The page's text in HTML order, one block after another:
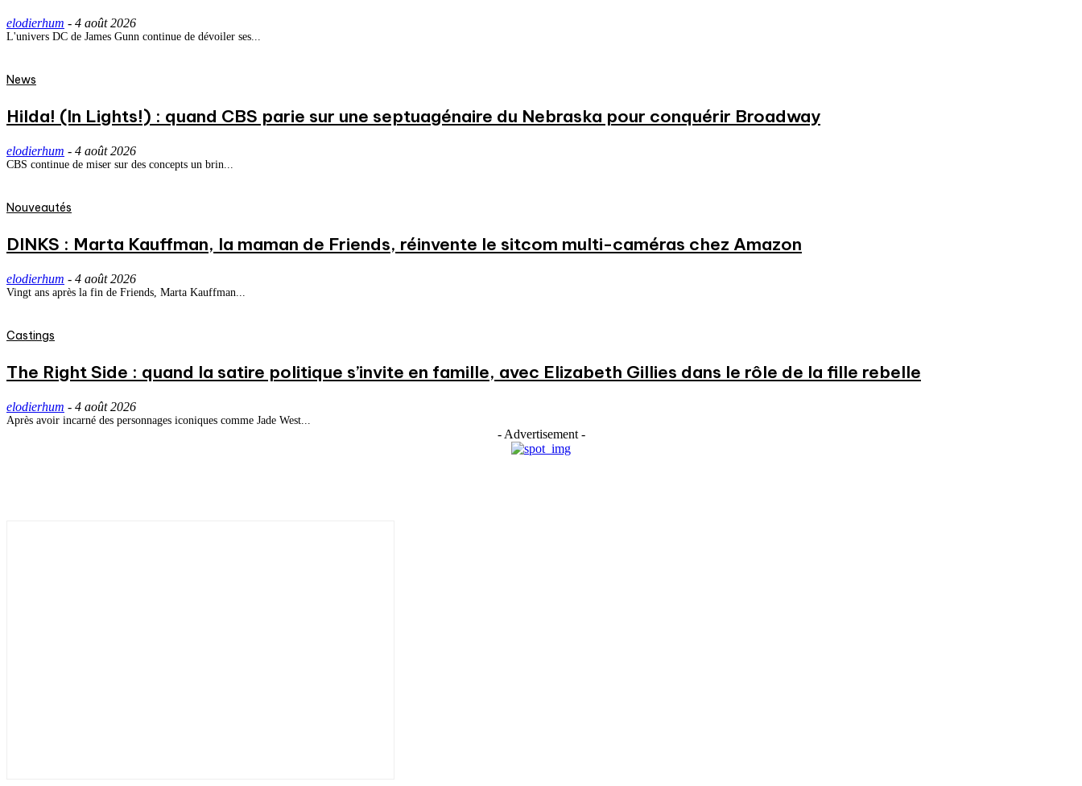
elodierhum - 4 août 2026
L'univers DC de James Gunn continue de dévoiler ses...
News
Hilda! (In Lights!) : quand CBS parie sur une septuagénaire du Nebraska pour conquérir Broadway
elodierhum - 4 août 2026
CBS continue de miser sur des concepts un brin...
Nouveautés
DINKS : Marta Kauffman, la maman de Friends, réinvente le sitcom multi-caméras chez Amazon
elodierhum - 4 août 2026
Vingt ans après la fin de Friends, Marta Kauffman...
Castings
The Right Side : quand la satire politique s’invite en famille, avec Elizabeth Gillies dans le rôle de la fille rebelle
elodierhum - 4 août 2026
Après avoir incarné des personnages iconiques comme Jade West...
- Advertisement -